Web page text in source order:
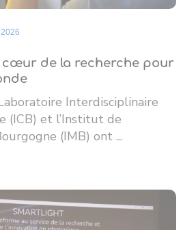
cœur de la recherche pour
Interdisciplinaire
(ICB) et l’Institut de
(IMB) ont ...